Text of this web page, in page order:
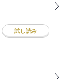
試し読み